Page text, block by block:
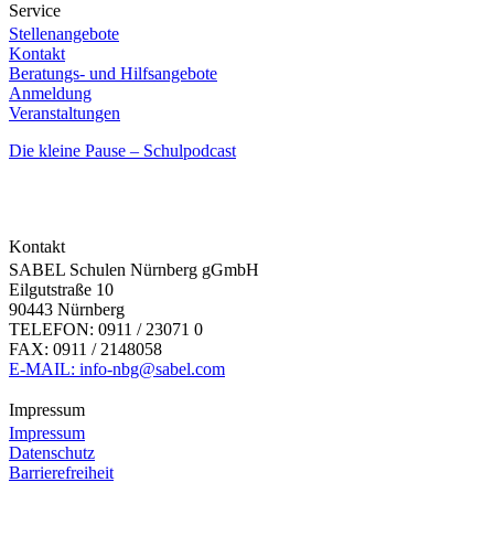
Service
Stellenangebote
Kontakt
Beratungs- und Hilfsangebote
Anmeldung
Veranstaltungen
Die kleine Pause – Schulpodcast
Kontakt
SABEL Schulen Nürnberg gGmbH
Eilgutstraße 10
90443 Nürnberg
TELEFON: 0911 / 23071 0
FAX: 0911 / 2148058
E-MAIL: info-nbg@sabel.com
Impressum
Impressum
Datenschutz
Barrierefreiheit